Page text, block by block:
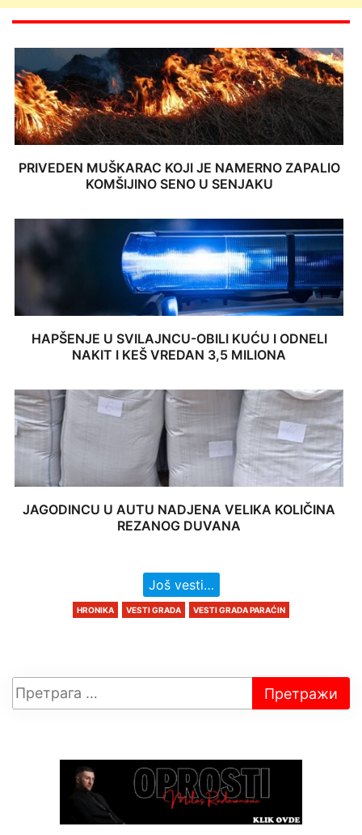
PRIVEDEN MUŠKARAC KOJI JE NAMERNO ZAPALIO
KOMŠIJINO SENO U SENJAKU
HAPŠENJE U SVILAJNCU-OBILI KUĆU I ODNELI
NAKIT I KEŠ VREDAN 3,5 MILIONA
JAGODINCU U AUTU NADJENA VELIKA KOLIČINA
REZANOG DUVANA
Još vesti…
HRONIKA VESTI GRADA VESTI GRADA PARAĆIN